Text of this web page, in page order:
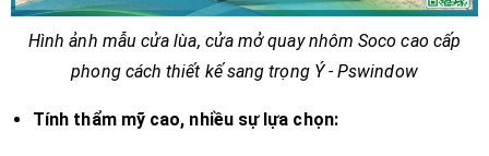
Hình ảnh mẫu cửa lùa, cửa mở quay nhôm Soco cao cấp
phong cách thiết kế sang trọng Ý - Pswindow
Tính thẩm mỹ cao, nhiều sự lựa chọn: